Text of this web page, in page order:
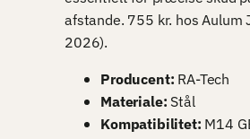
afstande. 755 kr. hos Aulum
2026).
Producent: RA-Tech
Materiale: Stål
Kompatibilitet: M14